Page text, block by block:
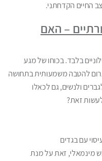
החיים הקדחתני.
– האם
בלבד. בכוחו של מגע
להטבה משמעותית בתחושה
ולנשים, גם לכאלו
זאת?
עם בגדים
מינמאלי, זאת על מנת